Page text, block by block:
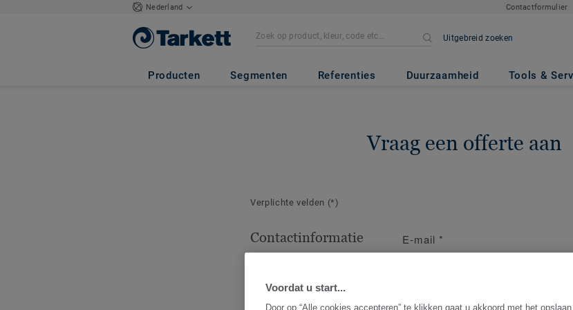
Nederland Contactformulier
Uitgebreid zoeken
Producten Segmenten Referenties Duurzaamheid Tools &
Vraag een offerte aan
Verplichte velden (*)
Contactinformatie E-mail *
Voordat u start...
Door op “Alle cookies accepteren” te klikken gaat u akkoord met het